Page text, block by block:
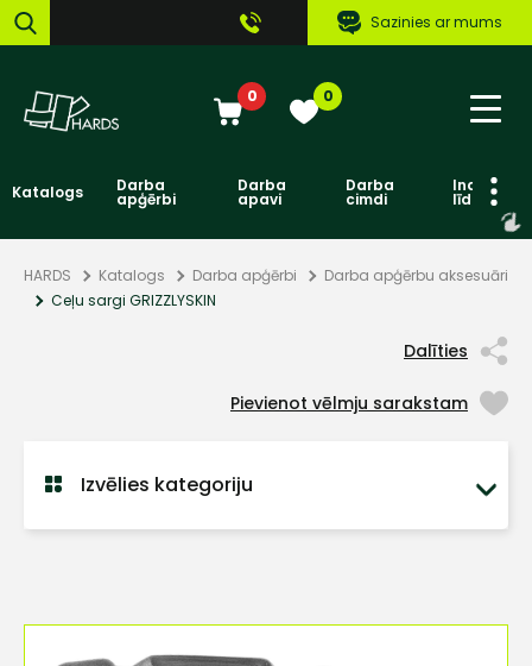
Sazinies ar mums
0 0
Katalogs Darba
apģērbi
Darba
apavi
Darba
cimdi līdzekļi
HARDS Katalogs Darba apģērbi
Darba apģērbu aksesuāri
Ceļu sargi GRIZZLYSKIN
Dalīties
Pievienot vēlmju sarakstam
Izvēlies kategoriju